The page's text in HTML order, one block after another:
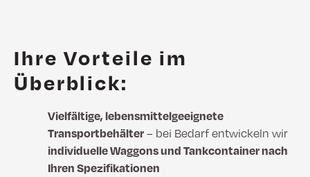
Ihre Vorteile im
Überblick:
Vielfältige, lebensmittelgeeignete
Transportbehälter– bei Bedarf entwickeln wir
individuelle Waggons und Tankcontainer nach
Ihren Spezifikationen